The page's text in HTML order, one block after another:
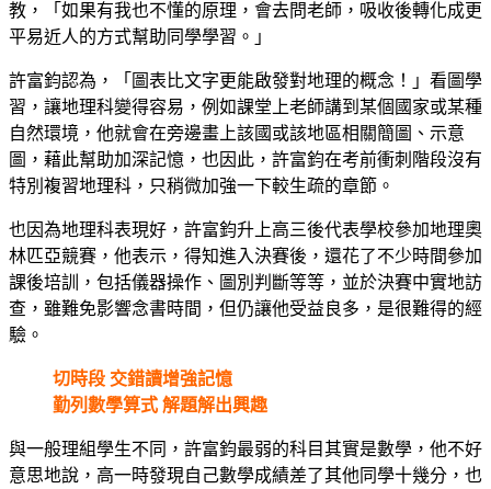
教，「如果有我也不懂的原理，會去問老師，吸收後轉化成更
平易近人的方式幫助同學學習。」
許富鈞認為，「圖表比文字更能啟發對地理的概念！」看圖學
習，讓地理科變得容易，例如課堂上老師講到某個國家或某種
自然環境，他就會在旁邊畫上該國或該地區相關簡圖、示意
圖，藉此幫助加深記憶，也因此，許富鈞在考前衝刺階段沒有
特別複習地理科，只稍微加強一下較生疏的章節。
也因為地理科表現好，許富鈞升上高三後代表學校參加地理奧
林匹亞競賽，他表示，得知進入決賽後，還花了不少時間參加
課後培訓，包括儀器操作、圖別判斷等等，並於決賽中實地訪
查，雖難免影響念書時間，但仍讓他受益良多，是很難得的經
驗。
切時段 交錯讀增強記憶
勤列數學算式 解題解出興趣
與一般理組學生不同，許富鈞最弱的科目其實是數學，他不好
意思地說，高一時發現自己數學成績差了其他同學十幾分，也